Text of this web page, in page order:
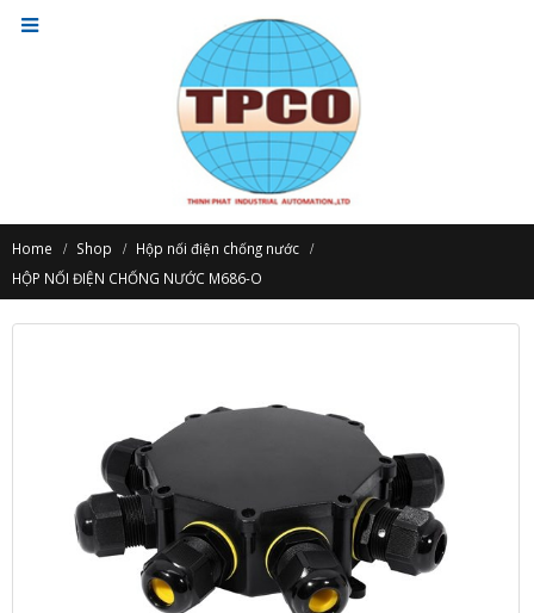
Home Shop
Hộp nối điện chống nước
HỘP NỐI ĐIỆN CHỐNG NƯỚC M686-O